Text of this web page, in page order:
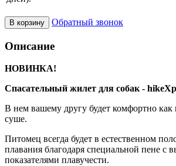
В корзину Обратный звонок
Описание
НОВИНКА!
Спасательный жилет для собак -
В нем вашему другу будет комфортно как
суше.
Питомец всегда будет в естественном
плавания благодаря специальной пене с
показателями плавучести.